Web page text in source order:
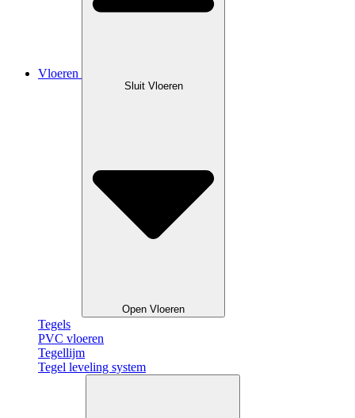
Vloeren
Sluit Vloeren
Open Vloeren
Tegels
PVC vloeren
Tegellijm
Tegel leveling system